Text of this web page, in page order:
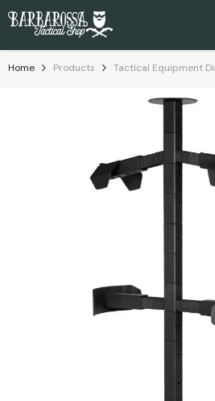
Home Products Tactical Equipment